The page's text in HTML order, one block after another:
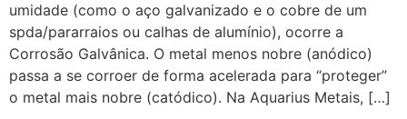
umidade (como o aço galvanizado e o cobre de um
spda/pararraios ou calhas de alumínio), ocorre a
Corrosão Galvânica. O metal menos nobre (anódico)
passa a se corroer de forma acelerada para “proteger”
o metal mais nobre (catódico). Na Aquarius Metais, […]